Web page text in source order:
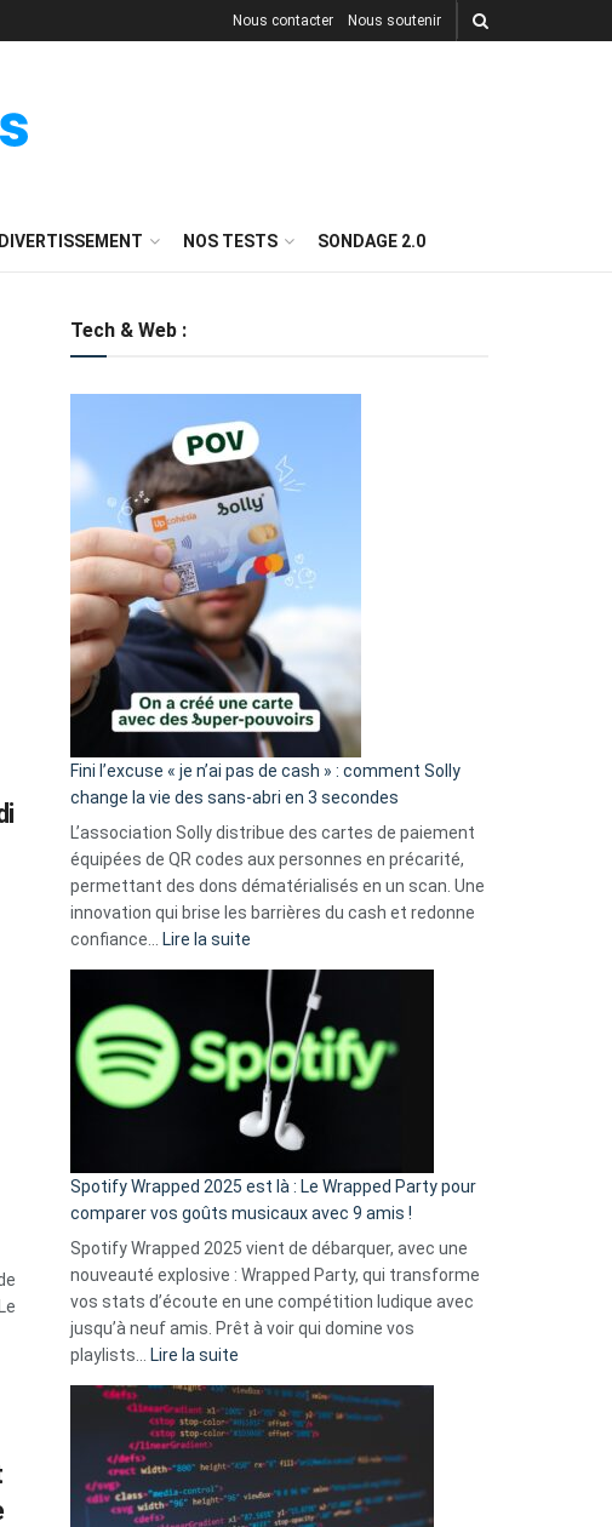
Nous contacter Nous soutenir
DIVERTISSEMENT NOS TESTS SONDAGE 2.0
Tech & Web :
Fini l’excuse « je n’ai pas de cash » : comment Solly
change la vie des sans-abri en 3 secondes
L’association Solly distribue des cartes de paiement
équipées de QR codes aux personnes en précarité,
permettant des dons dématérialisés en un scan. Une
innovation qui brise les barrières du cash et redonne
confiance…
Lire la suite
l’excuse
je
n’ai
pas
de
cash
»
Solly
change
la
vie
sans-
abri
en
3
secondes
Spotify Wrapped 2025 est là : Le Wrapped Party pour
comparer vos goûts musicaux avec 9 amis !
Spotify Wrapped 2025 vient de débarquer, avec une
nouveauté explosive : Wrapped Party, qui transforme
vos stats d’écoute en une compétition ludique avec
jusqu’à neuf amis. Prêt à voir qui domine vos
playlists…
Lire la suite
Wrapped
2025
est
: